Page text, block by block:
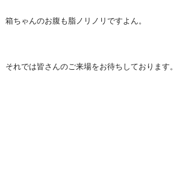
箱ちゃんのお腹も脂ノリノリですよん。
それでは皆さんのご来場をお待ちしております。